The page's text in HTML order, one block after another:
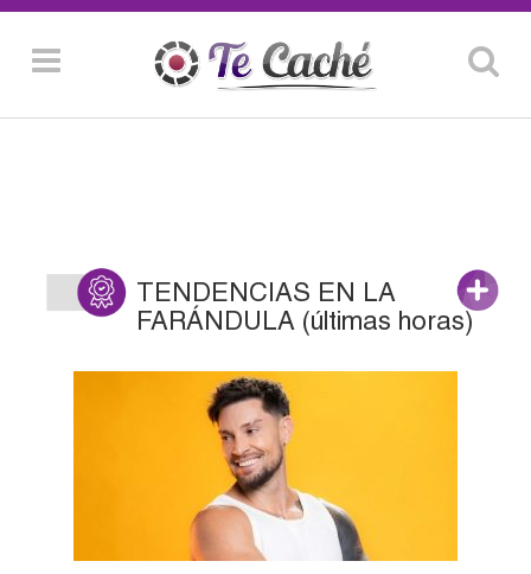
TENDENCIAS EN LA
FARÁNDULA (últimas horas)